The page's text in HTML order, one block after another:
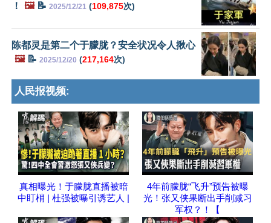
！
🖼️📝 2025/12/21 (109,875次)
陈都灵是第二个于朦胧？安全状况令人揪心
🖼️📝 2025/12/20 (217,164次)
人民报视频:
真相曝光！于朦胧直播被暗
中盯梢 | 杜强被曝引诱艺人 |
4年前朦胧“飞升”预告被曝
光！张又侠果断出手削减习
军权？！【